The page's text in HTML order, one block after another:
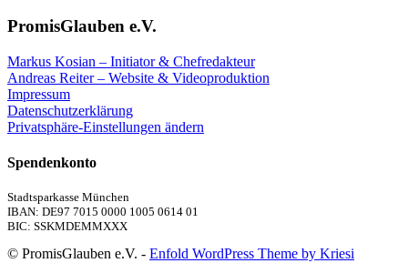
PromisGlauben e.V.
Markus Kosian – Initiator & Chefredakteur
Andreas Reiter – Website & Videoproduktion
Impressum
Datenschutzerklärung
Privatsphäre-Einstellungen ändern
Spendenkonto
Stadtsparkasse München
IBAN: DE97 7015 0000 1005 0614 01
BIC: SSKMDEMMXXX
© PromisGlauben e.V. - Enfold WordPress Theme by Kriesi